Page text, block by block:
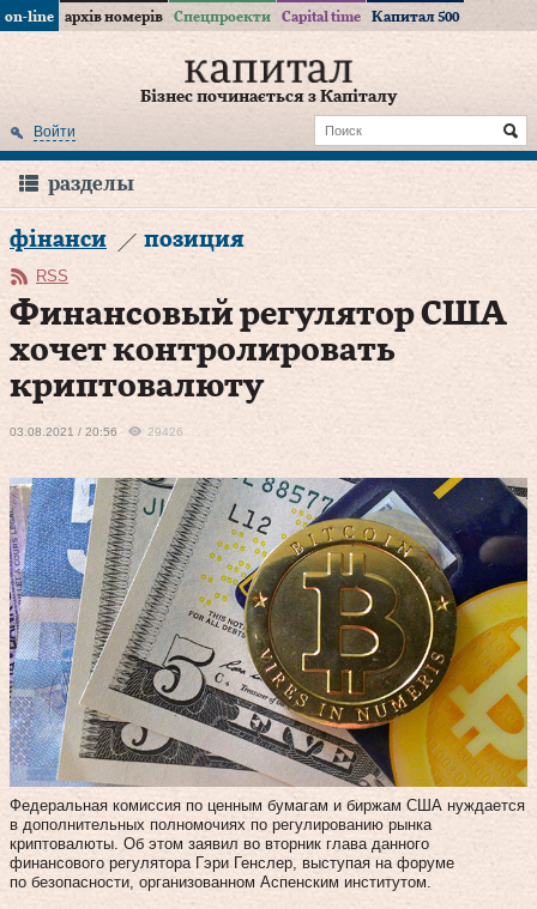
on-line архів номерів Спецпроекти Capital time Капитал 500
Бізнес починається з Капіталу
Войти
разделы
фінанси позиция
RSS
Финансовый регулятор США
хочет контролировать
криптовалюту
03.08.2021 / 20:56 29426
Федеральная комиссия по ценным бумагам и биржам США нуждается
в дополнительных полномочиях по регулированию рынка
криптовалюты. Об этом заявил во вторник глава данного
финансового регулятора Гэри Генслер, выступая на форуме
по безопасности, организованном Аспенским институтом.